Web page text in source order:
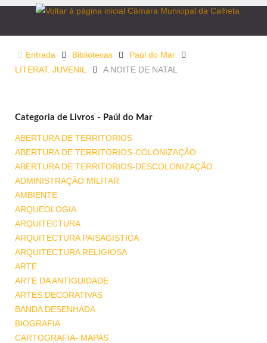
Entrada Bibliotecas
Paúl do Mar
LITERAT. JUVENIL
A NOITE DE NATAL
Categoria de Livros - Paúl do Mar
ABERTURA DE TERRITORIOS
ABERTURA DE TERRITORIOS-COLONIZAÇÃO
ABERTURA DE TERRITORIOS-DESCOLONIZAÇÃO
ADMINISTRAÇÃO MILITAR
AMBIENTE
ARQUEOLOGIA
ARQUITECTURA
ARQUITECTURA PAISAGISTICA
ARQUITECTURA RELIGIOSA
ARTE
ARTE DA ANTIGUIDADE
ARTES DECORATIVAS
BANDA DESENHADA
BIOGRAFIA
CARTOGRAFIA- MAPAS